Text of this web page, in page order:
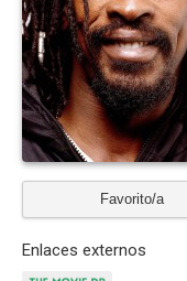
Favorito/a
Enlaces externos